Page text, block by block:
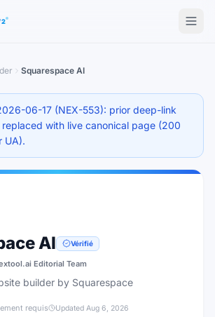
— Find the Best AI Tools
Squarespace AI
06-17 (NEX-553): prior deep-link
with live canonical page (200
UA).
AI Vérifié
Editorial Team
builder by Squarespace
requis Updated Aug 6, 2026